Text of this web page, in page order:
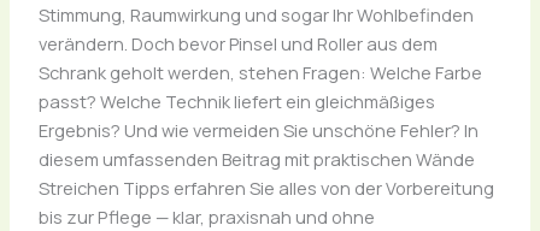
Stimmung, Raumwirkung und sogar Ihr Wohlbefinden
verändern. Doch bevor Pinsel und Roller aus dem
Schrank geholt werden, stehen Fragen: Welche Farbe
passt? Welche Technik liefert ein gleichmäßiges
Ergebnis? Und wie vermeiden Sie unschöne Fehler? In
diesem umfassenden Beitrag mit praktischen Wände
Streichen Tipps erfahren Sie alles von der Vorbereitung
bis zur Pflege — klar, praxisnah und ohne